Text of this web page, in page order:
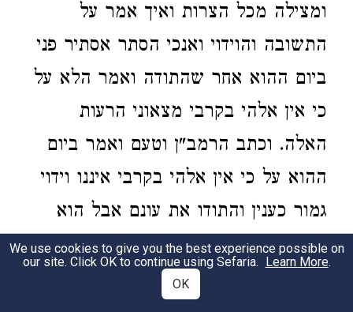
ומצילה מכל הצרות ואיך אמר על
התשובה והוידוי ואנכי הסתר אסתיר פני
ביום ההוא אחר שהתודה ואמר הלא על
כי אין אלהי בקרבי מצאוני הרעות
האלה. וכתב הרמב"ן וטעם ואמר ביום
ההוא על כי אין אלהי בקרבי איננו וידוי
גמור כענין והתודו את עונם אבל הוא
הרהור בחרטה שיתחרטו על מעלם
ויכירו כי אשמים הם והיה ראוי לרוב
We use cookies to give you the best experience possible on
our site. Click OK to continue using Sefaria. Learn More.
OK